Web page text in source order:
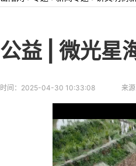
公益 | 微光星
时间： 2025-04-30 10:33:08 来源